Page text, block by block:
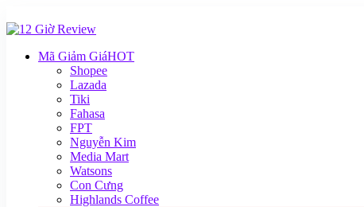
Mã Giảm GiáHOT
Shopee
Lazada
Tiki
Fahasa
FPT
Nguyễn Kim
Media Mart
Watsons
Con Cưng
Highlands Coffee